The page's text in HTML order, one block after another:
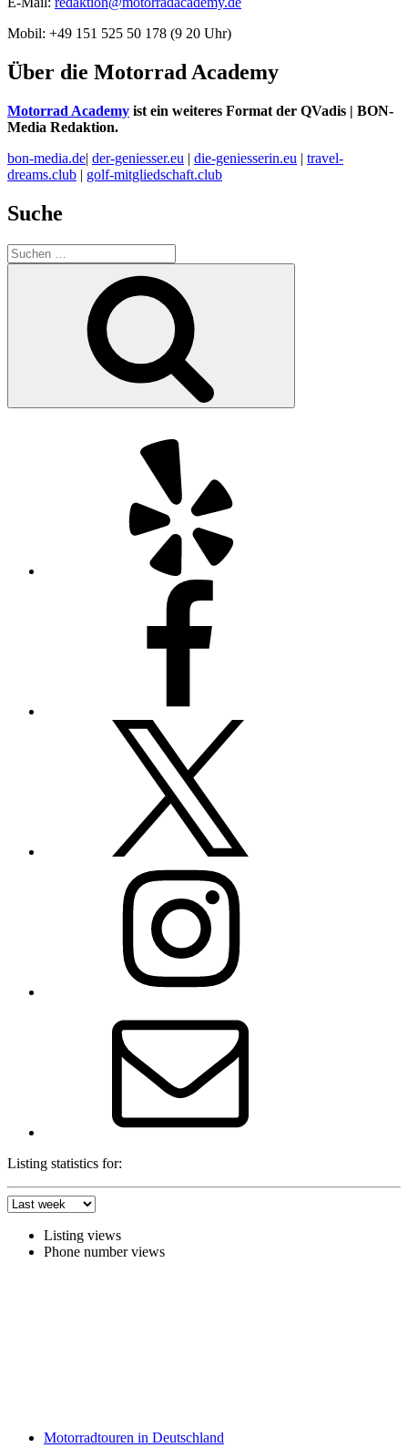
Mobil: +49 151 525 50 178 (9 20 Uhr)
Über die Motorrad Academy
Motorrad Academy ist ein weiteres Format der QVadis | BON-
Media Redaktion.
bon-media.de| der-geniesser.eu | die-geniesserin.eu | travel-
dreams.club | golf-mitgliedschaft.club
Suche
Suchen
nach:
Listing statistics for:
Listing views
Phone number views
Motorradtouren in Deutschland